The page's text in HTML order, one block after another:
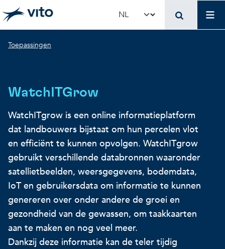
Skip to main content
Select your language
Gebruik onze infrastructuur
Licenties en spin-offs
VITO4STARTERS
Onze projecten
State-of-the-art
Voorbeeldprojecten
Nieuws en updates
Ontdek hoe VITO je kan
Concrete toepassingen
Onze projecten
Wetenschappelijke
Nieuws en projectupdates
Breadcrumb
Toepassingen
WatchITGrow
WatchITgrow is een online informatieplatform
dat landbouwers bijstaat om hun percelen vlot
en efficiënt te kunnen opvolgen. WatchITgrow
gebruikt verschillende databronnen waaronder
satellietbeelden, weersgegevens, bodemdata,
IoT en gebruikersdata om informatie te kunnen
genereren over onder andere de groei en
gezondheid van de gewassen, om taakkaarten
aan te maken en nog veel meer.
Dankzij deze informatie kan de teler tijdig